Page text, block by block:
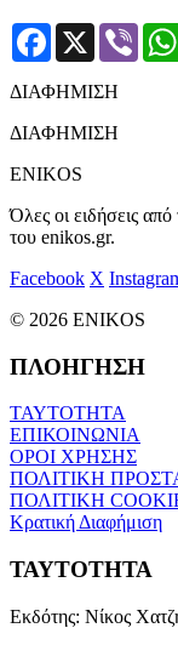
Facebook
X Viber
ΔΙΑΦΗΜΙΣΗ
ΔΙΑΦΗΜΙΣΗ
ENIKOS
Όλες οι ειδήσεις
του enikos.gr.
Facebook X
© 2026 ENIKOS
ΠΛΟΗΓΗΣΗ
ΤΑΥΤΟΤΗΤΑ
ΕΠΙΚΟΙΝΩΝΙΑ
ΟΡΟΙ ΧΡΗΣΗΣ
ΠΟΛΙΤΙΚΗ
ΠΟΛΙΤΙΚΗ
Κρατική Διαφήμιση
ΤΑΥΤΟΤΗΤΑ
Εκδότης: Νίκος